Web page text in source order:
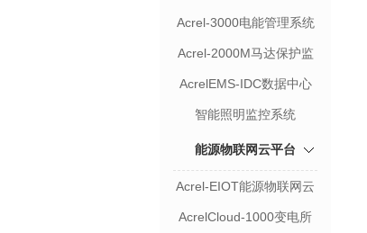
Acrel-3000电能管理系统
Acrel-2000M马达保护监
AcrelEMS-IDC数据中心
综合能效管理系统
智能照明监控系统
能源物联网云平台
Acrel-EIOT能源物联网云
AcrelCloud-1000变电所